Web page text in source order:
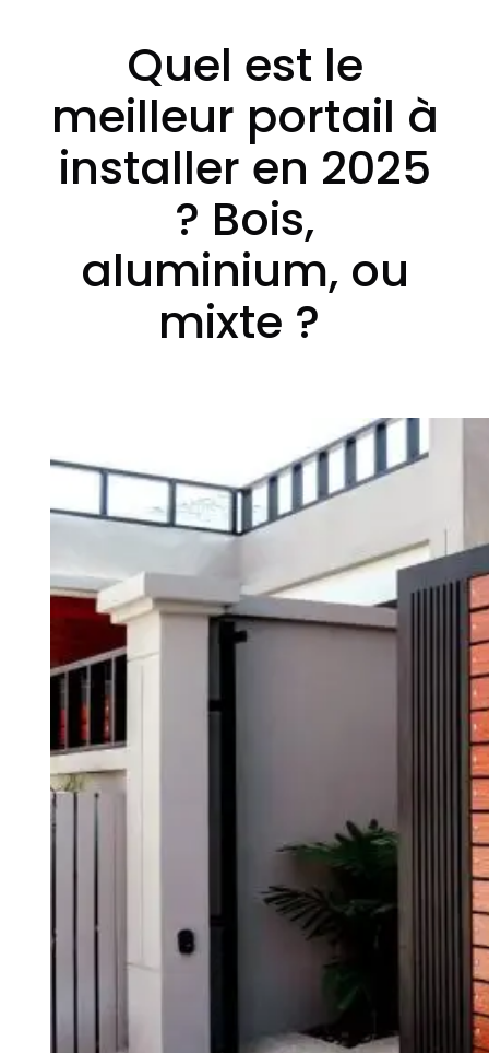
Quel est le
meilleur portail à
installer en 2025
? Bois,
aluminium, ou
mixte ?